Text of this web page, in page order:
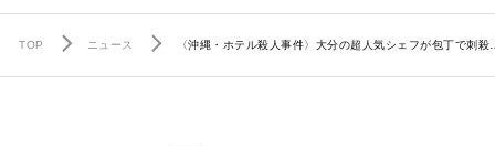
TOP ニュース 〈沖縄・ホテル殺人事件〉大分の超人気シェフが包丁で